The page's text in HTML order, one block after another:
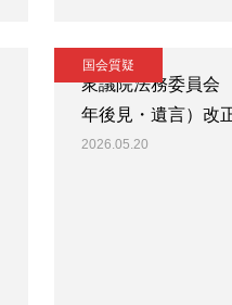
国会質疑
衆議院法務委員
年後見・遺言）改
2026.05.20